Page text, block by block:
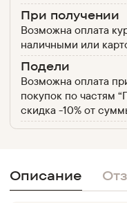
При получении
Возможна оплата
наличными или
Подели
Возможна оплата
покупок по частям
скидка -10% от
Описание